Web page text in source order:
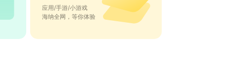
应用/手游/小游戏
海纳全网，等你体验